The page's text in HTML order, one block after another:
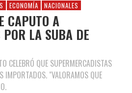
ECONOMÍA NACIONALES
CAPUTO A
LA SUBA DE
CELEBRÓ QUE SUPERMERCADISTAS
IMPORTADOS. "VALORAMOS QUE